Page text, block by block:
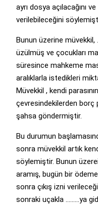
ayrı dosya açılacağını
verilebileceğini
Bunun üzerine
üzülmüş ve çocukları
süresince mahkeme
aralıklarla istedikleri
Müvekkil , kendi
çevresindekilerden borç
şahsa göndermiştir.
Bu durumun
sonra müvekkil artık
söylemiştir. Bunun
aramış, bugün bir
sonra çıkış izni
sonraki uçakla ………ya